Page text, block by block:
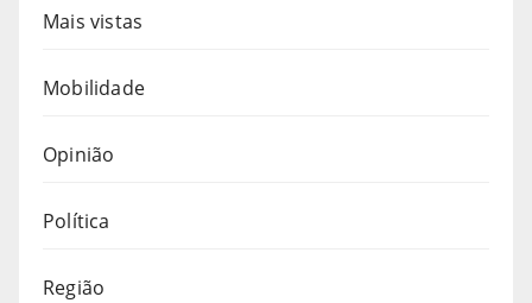
Mais vistas
Mobilidade
Opinião
Política
Região